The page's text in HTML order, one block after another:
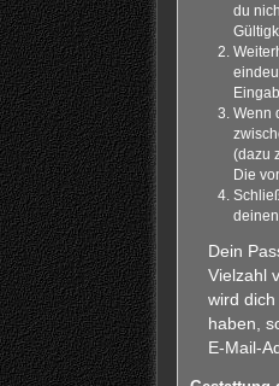
du
Wenn
(dazu
Die
Dein
Vielzahl
wird
haben,
E-Mail-